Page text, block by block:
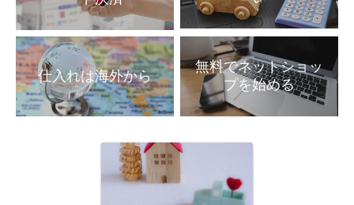
仕入れは海外から
無料でネットショッ
プを始める